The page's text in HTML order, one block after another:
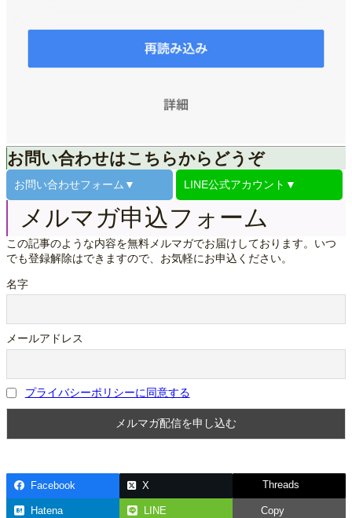
お問い合わせはこちらからどうぞ
お問い合わせフォーム▼ LINE公式アカウント▼
メルマガ申込フォーム
この記事のような内容を無料メルマガでお届けしております。いつ
でも登録解除はできますので、お気軽にお申込ください。
名字
メールアドレス
プライバシーポリシーに同意する
Facebook X Threads
Hatena LINE Copy